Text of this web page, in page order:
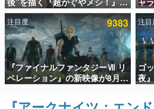
インタビュー
連載・特集一覧
殿堂入り記事
SNS拡散数が数千以上！
ど。多くの人々に読まれた
事をまとめました。
ゲームの企画書
Web連載決定。新たなWebマン
ガレーベル「ビビビコミック」
にて特別話が掲載スタート、あ
のお話には…まだ続きがある！
聴
薬
て
注目度 9383
『ファイナルファンタジーⅦ リ
ベレーション』の新映像が8月
26日早朝に公開へ。『FF7』リ
メイクシリーズの完結編、
注目
ゴ
夜
ッ
り